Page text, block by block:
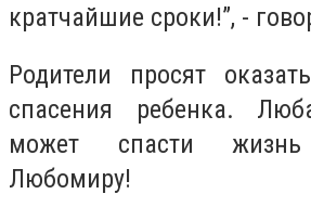
кратчайшие сроки!”, -
Родители просят
спасения ребенка.
может спасти жизнь
Любомиру!